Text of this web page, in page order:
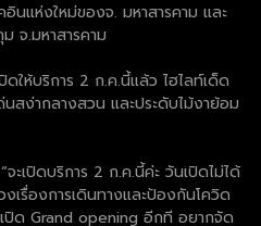
อินแห่งใหม่ของจ. มหาสารคาม และ
จ.มหาสารคาม
ดให้บริการ 2 ก.ค.นี้แล้ว ไฮไลท์เด็ด
สง่ากลางสวน และประดับไม้งาย้อม
ะเปิดบริการ 2 ก.ค.นี้ค่ะ วันเปิดไม่ได้
เรื่องการเดินทางและป้องกันโควิด
ปิด Grand opening อีกที อยากจัด